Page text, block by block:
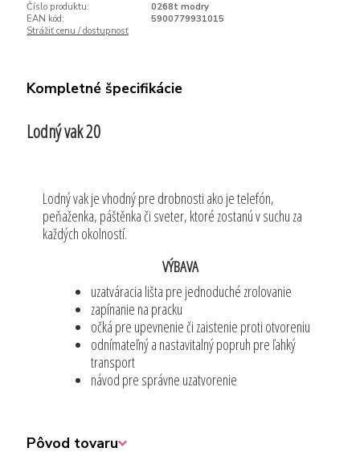
Číslo produktu:
0268t modry
EAN kód:
5900779931015
Strážiť cenu / dostupnosť
Kompletné špecifikácie
Lodný vak 20
Lodný vak je vhodný pre drobnosti ako je telefón,
peňaženka, páštěnka či sveter, ktoré zostanú v suchu za
každých okolností.
VÝBAVA
uzatváracia lišta pre jednoduché zrolovanie
zapínanie na pracku
očká pre upevnenie či zaistenie proti otvoreniu
odnímateľný a nastavitalný popruh pre ľahký
transport
návod pre správne uzatvorenie
Pôvod tovaru